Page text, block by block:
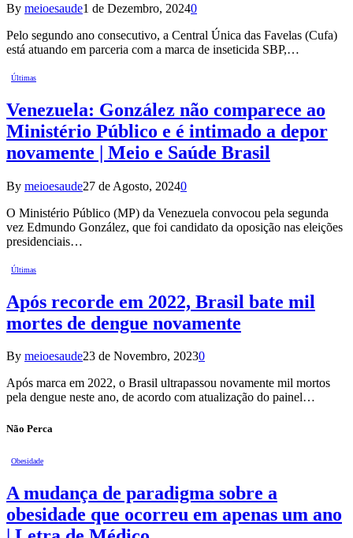
By meioesaude1 de Dezembro, 20240
Pelo segundo ano consecutivo, a Central Única das Favelas (Cufa)
está atuando em parceria com a marca de inseticida SBP,…
Últimas
Venezuela: González não comparece ao
Ministério Público e é intimado a depor
novamente | Meio e Saúde Brasil
By meioesaude27 de Agosto, 20240
O Ministério Público (MP) da Venezuela convocou pela segunda
vez Edmundo González, que foi candidato da oposição nas eleições
presidenciais…
Últimas
Após recorde em 2022, Brasil bate mil
mortes de dengue novamente
By meioesaude23 de Novembro, 20230
Após marca em 2022, o Brasil ultrapassou novamente mil mortos
pela dengue neste ano, de acordo com atualização do painel…
Não Perca
Obesidade
A mudança de paradigma sobre a
obesidade que ocorreu em apenas um ano